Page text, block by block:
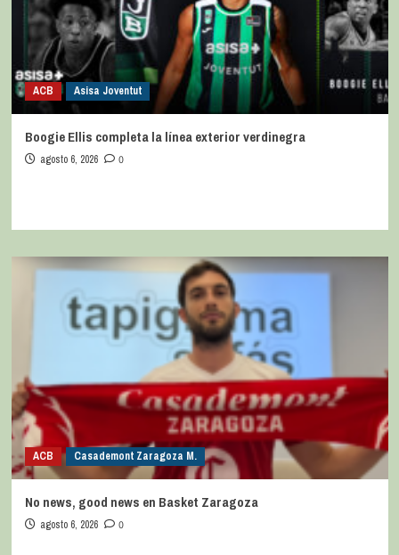
ACB Asisa Joventut
Boogie Ellis completa la línea exterior verdinegra
agosto 6, 2026 0
ACB Casademont Zaragoza M.
No news, good news en Basket Zaragoza
agosto 6, 2026 0